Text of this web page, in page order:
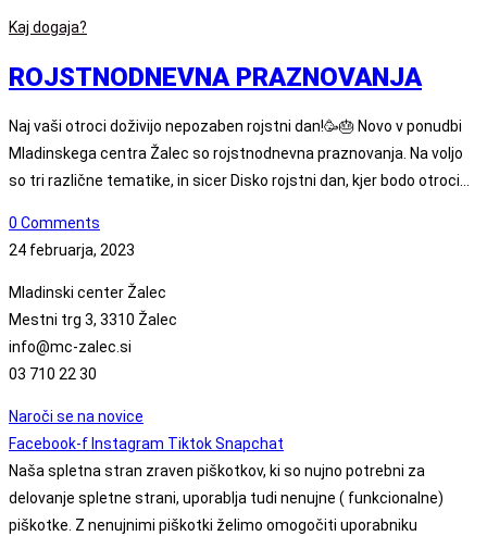
Kaj dogaja?
ROJSTNODNEVNA PRAZNOVANJA
Naj vaši otroci doživijo nepozaben rojstni dan!🥳🎂 Novo v ponudbi
Mladinskega centra Žalec so rojstnodnevna praznovanja. Na voljo
so tri različne tematike, in sicer Disko rojstni dan, kjer bodo otroci…
0 Comments
24 februarja, 2023
Mladinski center Žalec
Mestni trg 3, 3310 Žalec
info@mc-zalec.si
03 710 22 30
Naroči se na novice
Facebook-f Instagram TiktokSnapchat
Naša spletna stran zraven piškotkov, ki so nujno potrebni za
delovanje spletne strani, uporablja tudi nenujne ( funkcionalne)
piškotke. Z nenujnimi piškotki želimo omogočiti uporabniku